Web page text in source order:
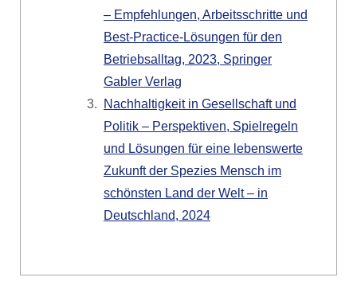
– Empfehlungen, Arbeitsschritte und
Best-Practice-Lösungen für den
Betriebsalltag, 2023, Springer
Gabler Verlag
Nachhaltigkeit in Gesellschaft und
Politik – Perspektiven, Spielregeln
und Lösungen für eine lebenswerte
Zukunft der Spezies Mensch im
schönsten Land der Welt – in
Deutschland, 2024